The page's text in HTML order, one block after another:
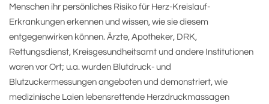
Menschen ihr persönliches Risiko für Herz-Kreislauf-
Erkrankungen erkennen und wissen, wie sie diesem
entgegenwirken können. Ärzte, Apotheker, DRK,
Rettungsdienst, Kreisgesundheitsamt und andere Institutionen
waren vor Ort; u.a. wurden Blutdruck- und
Blutzuckermessungen angeboten und demonstriert, wie
medizinische Laien lebensrettende Herzdruckmassagen